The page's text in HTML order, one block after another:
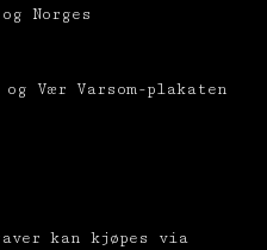
Norges
Vær Varsom-plakaten
kan kjøpes via